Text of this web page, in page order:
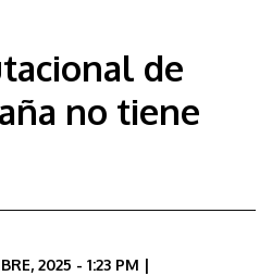
de
no tiene
2025 - 1:23 PM |